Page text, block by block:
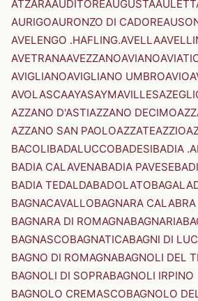
ATZARAAUDITOREAUGUSTA
AURIGOAURONZO DI CADORE
AVELENGO .HAFLING.AVELLA
AVETRANAAVEZZANOAVIANO
AVIGLIANOAVIGLIANO UMBROAVIO
AVOLASCAAYASAYMAVILLES
AZZANO D'ASTIAZZANO DECIMO
AZZANO SAN PAOLOAZZATEAZZIO
BACOLIBADALUCCOBADESIBADIA
BADIA CALAVENABADIA PAVESE
BADIA TEDALDABADOLATO
BAGNACAVALLOBAGNARA CALABRA
BAGNARA DI ROMAGNABAGNARIA
BAGNASCOBAGNATICABAGNI DI
BAGNO DI ROMAGNABAGNOLI DEL
BAGNOLI DI SOPRABAGNOLI IRPINO
BAGNOLO CREMASCOBAGNOLO